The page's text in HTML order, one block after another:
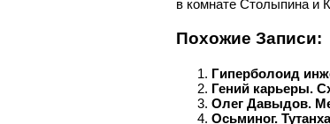
в комнате Столыпина и
Похожие Записи:
Гиперболоид
Гений карьеры.
Олег Давыдов.
Осьминог.